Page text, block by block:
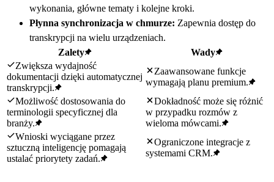
wykonania, główne tematy i kolejne kroki.
Płynna synchronizacja w chmurze: Zapewnia dostęp do
transkrypcji na wielu urządzeniach.
Zalety
Wady
Zwiększa wydajność
dokumentacji dzięki automatycznej
transkrypcji.
Zaawansowane funkcje
wymagają planu premium.
Możliwość dostosowania do
terminologii specyficznej dla
branży.
Dokładność może się różnić
w przypadku rozmów z
wieloma mówcami.
Wnioski wyciągane przez
sztuczną inteligencję pomagają
ustalać priorytety zadań.
Ograniczone integracje z
systemami CRM.